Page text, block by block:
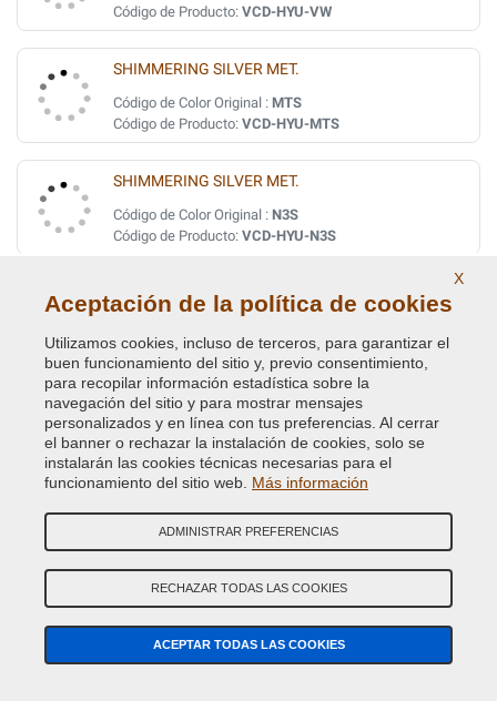
Código de Producto: VCD-HYU-VW
SHIMMERING SILVER MET.
Código de Color Original : MTS
Código de Producto: VCD-HYU-MTS
SHIMMERING SILVER MET.
Código de Color Original : N3S
Código de Producto: VCD-HYU-N3S
SHIMMERING WHITE MET.
Código de Producto:VCD-HYU-WJ
SILVER MET.
Código de Color Original :SM
Código de Producto:VCD-HYU-SM
SILVER MET.
Código de Color Original :T8T
Código de Producto:VCD-HYU-T8T
SILVER MET. (P.URTI OF NW)
Código de Color Original :NW
X
Aceptación de la política de cookies
Utilizamos cookies, incluso de terceros, para garantizar el
buen funcionamiento del sitio y, previo consentimiento,
para recopilar información estadística sobre la
navegación del sitio y para mostrar mensajes
personalizados y en línea con tus preferencias. Al cerrar
el banner o rechazar la instalación de cookies, solo se
instalarán las cookies técnicas necesarias para el
funcionamiento del sitio web. Más información
ADMINISTRAR PREFERENCIAS
RECHAZAR TODAS LAS COOKIES
ACEPTAR TODAS LAS COOKIES